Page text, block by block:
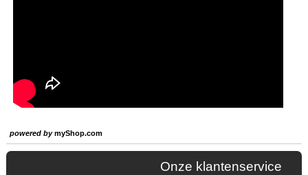
powered bymyShop.com
Onze klantenservice